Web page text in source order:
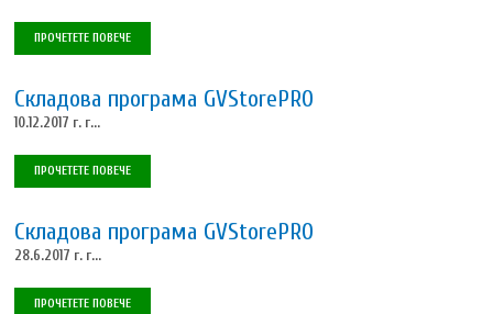
ПРОЧЕТЕТЕ ПОВЕЧЕ
Складова програма GVStorePRO
10.12.2017 г. г...
ПРОЧЕТЕТЕ ПОВЕЧЕ
Складова програма GVStorePRO
28.6.2017 г. г...
ПРОЧЕТЕТЕ ПОВЕЧЕ